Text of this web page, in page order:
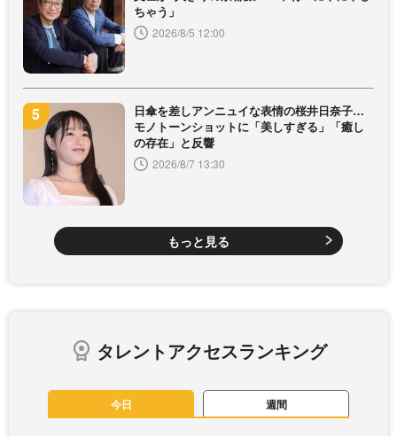
ちゃう」
2026/8/5 12:00
日傘を差しアンニュイな表情の桜井日奈子…
モノトーンショットに「美しすぎる」「癒し
の存在」と反響
2026/8/7 13:30
もっと見る
タレントアクセスランキング
今日 週間